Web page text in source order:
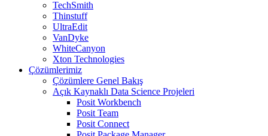
TechSmith
Thinstuff
UltraEdit
VanDyke
WhiteCanyon
Xton Technologies
Çözümlerimiz
Çözümlere Genel Bakış
Açık Kaynaklı Data Science Projeleri
Posit Workbench
Posit Team
Posit Connect